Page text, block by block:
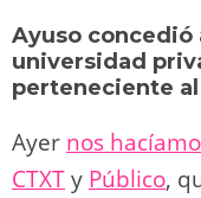
y d
o
n
a
m
Ayuso concedió
universidad
perteneciente
Ayer nos
CTXTy Público,